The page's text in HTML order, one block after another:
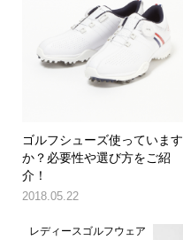
ゴルフシューズ使っています
か？必要性や選び方をご紹
介！
2018.05.22
レディースゴルフウェア